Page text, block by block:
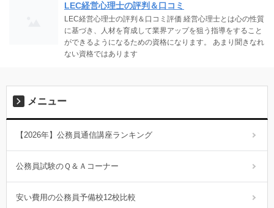
LEC経営心理士の評判＆口コミ
LEC経営心理士の評判＆口コミ評価 経営心理士とは心の性質
に基づき、人材を育成して業界アップを狙う指導をすること
ができるようになるための資格になります。 あまり聞きなれ
ない資格ではあります
メニュー
【2026年】公務員通信講座ランキング
公務員試験のＱ＆Ａコーナー
安い費用の公務員予備校12校比較